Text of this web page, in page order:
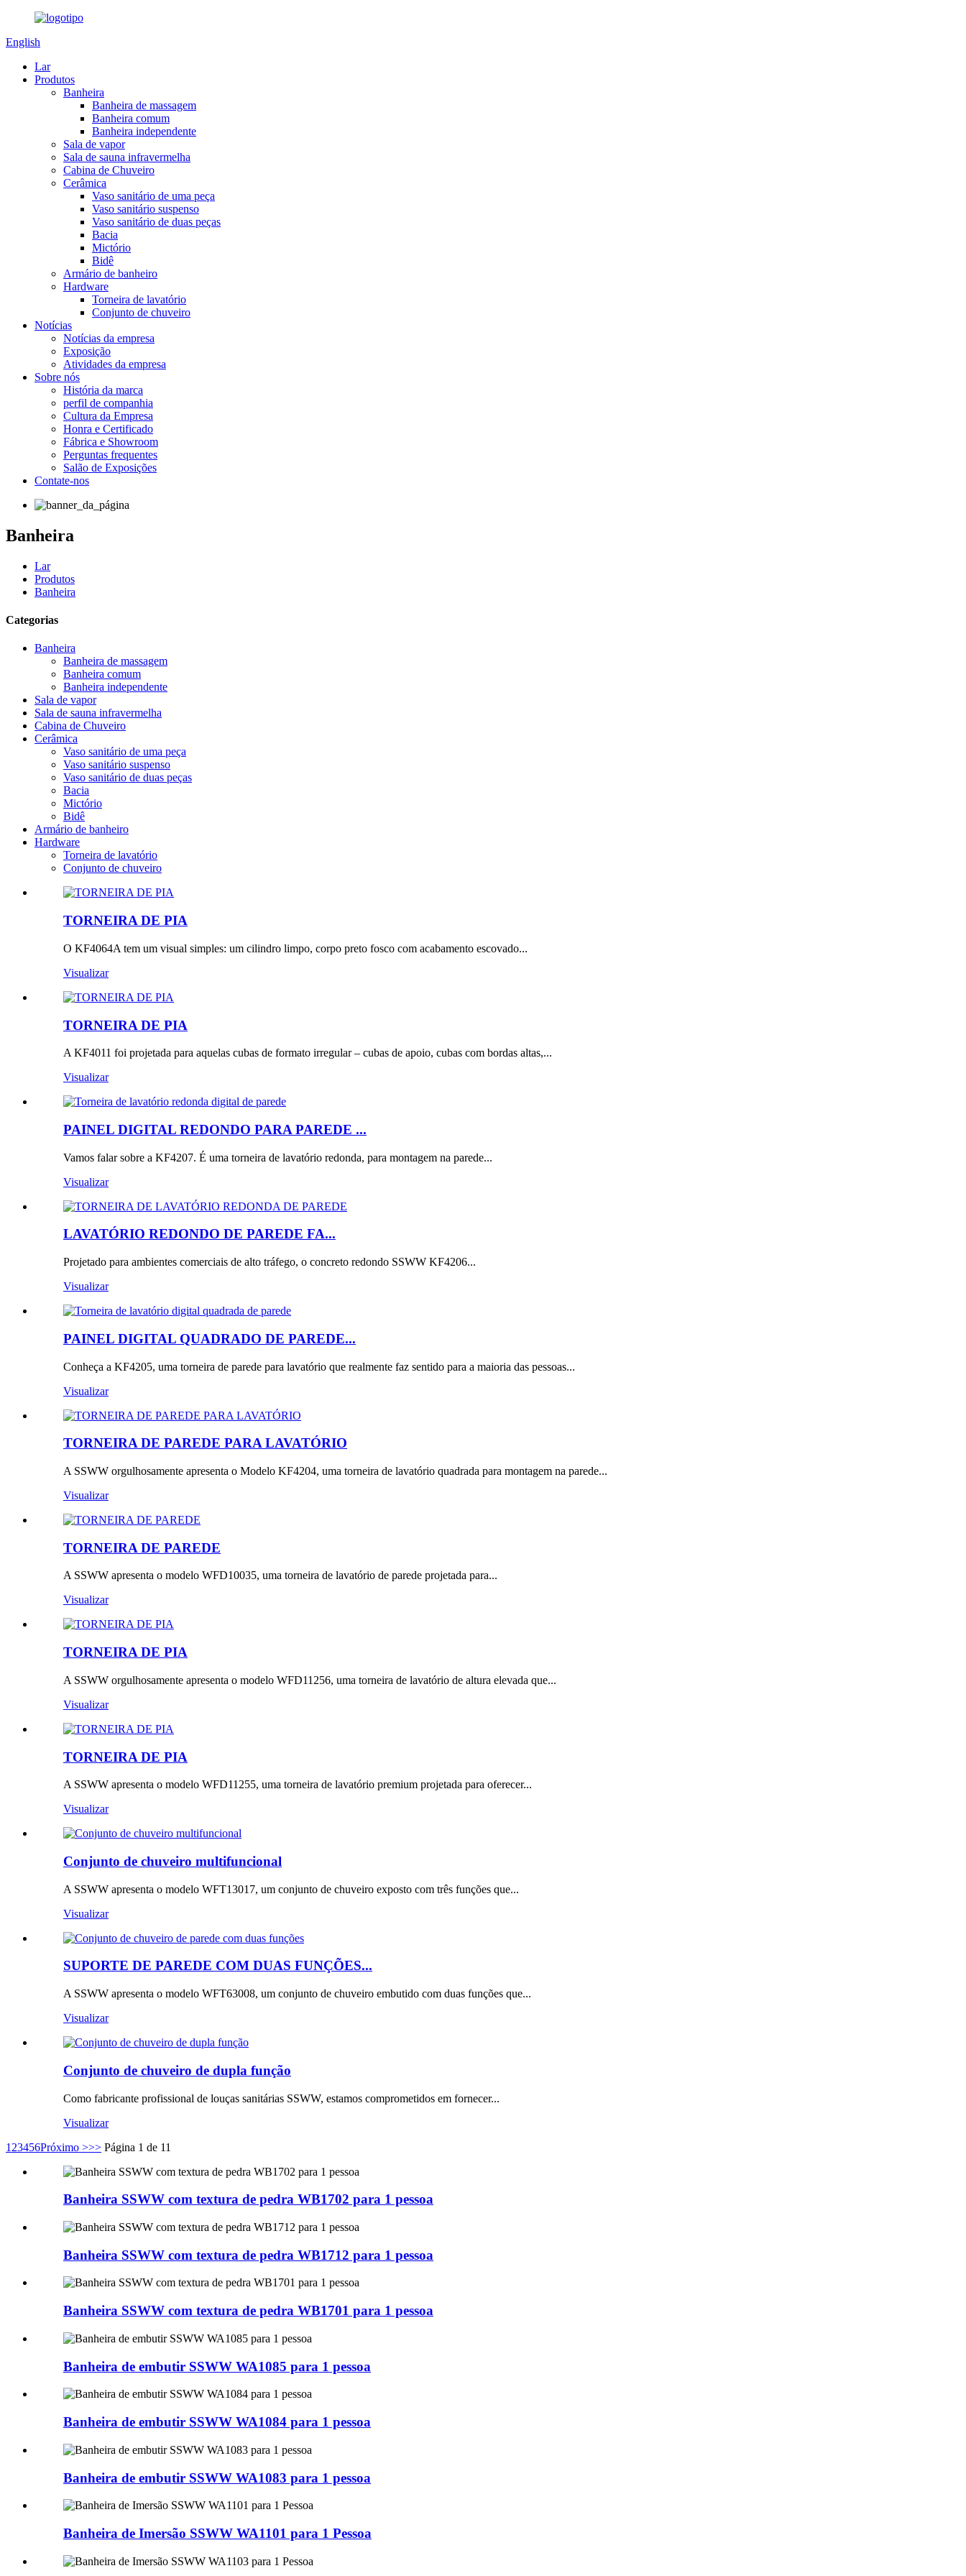
English
Lar
Produtos
Banheira
Banheira de massagem
Banheira comum
Banheira independente
Sala de vapor
Sala de sauna infravermelha
Cabina de Chuveiro
Cerâmica
Vaso sanitário de uma peça
Vaso sanitário suspenso
Vaso sanitário de duas peças
Bacia
Mictório
Bidê
Armário de banheiro
Hardware
Torneira de lavatório
Conjunto de chuveiro
Notícias
Notícias da empresa
Exposição
Atividades da empresa
Sobre nós
História da marca
perfil de companhia
Cultura da Empresa
Honra e Certificado
Fábrica e Showroom
Perguntas frequentes
Salão de Exposições
Contate-nos
Banheira
Lar
Produtos
Banheira
Categorias
Banheira
Banheira de massagem
Banheira comum
Banheira independente
Sala de vapor
Sala de sauna infravermelha
Cabina de Chuveiro
Cerâmica
Vaso sanitário de uma peça
Vaso sanitário suspenso
Vaso sanitário de duas peças
Bacia
Mictório
Bidê
Armário de banheiro
Hardware
Torneira de lavatório
Conjunto de chuveiro
TORNEIRA DE PIA
O KF4064A tem um visual simples: um cilindro limpo, corpo preto fosco com acabamento escovado...
Visualizar
TORNEIRA DE PIA
A KF4011 foi projetada para aquelas cubas de formato irregular – cubas de apoio, cubas com bordas altas,...
Visualizar
PAINEL DIGITAL REDONDO PARA PAREDE ...
Vamos falar sobre a KF4207. É uma torneira de lavatório redonda, para montagem na parede...
Visualizar
LAVATÓRIO REDONDO DE PAREDE FA...
Projetado para ambientes comerciais de alto tráfego, o concreto redondo SSWW KF4206...
Visualizar
PAINEL DIGITAL QUADRADO DE PAREDE...
Conheça a KF4205, uma torneira de parede para lavatório que realmente faz sentido para a maioria das pessoas...
Visualizar
TORNEIRA DE PAREDE PARA LAVATÓRIO
A SSWW orgulhosamente apresenta o Modelo KF4204, uma torneira de lavatório quadrada para montagem na parede...
Visualizar
TORNEIRA DE PAREDE
A SSWW apresenta o modelo WFD10035, uma torneira de lavatório de parede projetada para...
Visualizar
TORNEIRA DE PIA
A SSWW orgulhosamente apresenta o modelo WFD11256, uma torneira de lavatório de altura elevada que...
Visualizar
TORNEIRA DE PIA
A SSWW apresenta o modelo WFD11255, uma torneira de lavatório premium projetada para oferecer...
Visualizar
Conjunto de chuveiro multifuncional
A SSWW apresenta o modelo WFT13017, um conjunto de chuveiro exposto com três funções que...
Visualizar
SUPORTE DE PAREDE COM DUAS FUNÇÕES...
A SSWW apresenta o modelo WFT63008, um conjunto de chuveiro embutido com duas funções que...
Visualizar
Conjunto de chuveiro de dupla função
Como fabricante profissional de louças sanitárias SSWW, estamos comprometidos em fornecer...
Visualizar
1 23456Próximo >>> Página 1 de 11
Banheira SSWW com textura de pedra WB1702 para 1 pessoa
Banheira SSWW com textura de pedra WB1712 para 1 pessoa
Banheira SSWW com textura de pedra WB1701 para 1 pessoa
Banheira de embutir SSWW WA1085 para 1 pessoa
Banheira de embutir SSWW WA1084 para 1 pessoa
Banheira de embutir SSWW WA1083 para 1 pessoa
Banheira de Imersão SSWW WA1101 para 1 Pessoa